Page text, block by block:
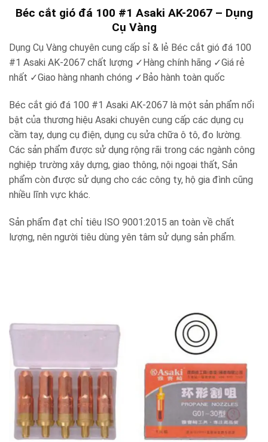
Béc cắt gió đá 100 #1 Asaki AK-2067 – Dụng
Cụ Vàng
Dụng Cụ Vàng chuyên cung cấp sỉ & lẻ Béc cắt gió đá 100
#1 Asaki AK-2067 chất lượng ✓Hàng chính hãng ✓Giá rẻ
nhất ✓Giao hàng nhanh chóng ✓Bảo hành toàn quốc
Béc cắt gió đá 100 #1 Asaki AK-2067 là một sản phẩm nổi
bật của thương hiệu Asaki chuyên cung cấp các dụng cụ
cầm tay, dụng cụ điện, dụng cụ sửa chữa ô tô, đo lường.
Các sản phẩm được sử dụng rộng rãi trong các ngành công
nghiệp trường xây dựng, giao thông, nội ngoại thất, Sản
phẩm còn được sử dụng cho các công ty, hộ gia đình cũng
nhiều lĩnh vực khác.
Sản phẩm đạt chỉ tiêu ISO 9001:2015 an toàn về chất
lượng, nên người tiêu dùng yên tâm sử dụng sản phẩm.